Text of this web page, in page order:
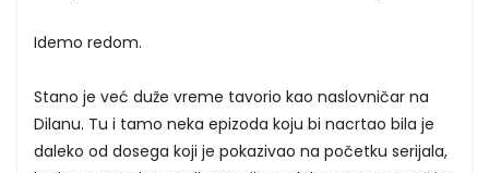
Idemo redom.
Stano je već duže vreme tavorio kao naslovničar na
Dilanu. Tu i tamo neka epizoda koju bi nacrtao bila je
daleko od dosega koji je pokazivao na početku serijala,